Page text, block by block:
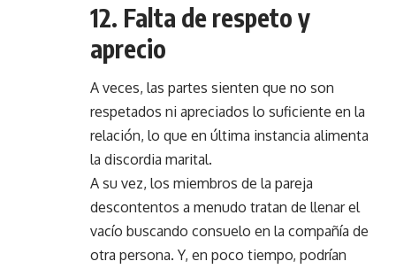
12. Falta de respeto y
aprecio
A veces, las partes sienten que no son
respetados ni apreciados lo suficiente en la
relación, lo que en última instancia alimenta
la discordia marital.
A su vez, los miembros de la pareja
descontentos a menudo tratan de llenar el
vacío buscando consuelo en la compañía de
otra persona. Y, en poco tiempo, podrían